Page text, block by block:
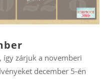
így zárjuk a novemberi
december 5-én